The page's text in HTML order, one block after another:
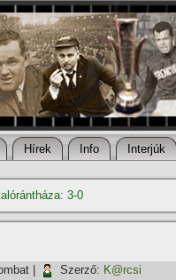
Hí­rek Info Interjúk
3-0
Szerző: K@rcsi